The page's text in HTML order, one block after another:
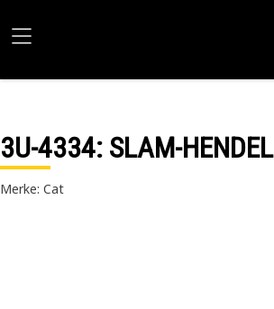
3U-4334: SLAM-HENDEL
Merke: Cat